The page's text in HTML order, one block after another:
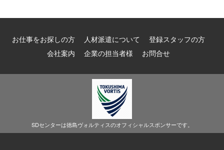
お仕事をお探しの方 人材派遣について
登録スタッフの方
会社案内
企業の担当者様 お問合せ
SDセンターは徳島ヴォルティスのオフィシャルスポンサーです。